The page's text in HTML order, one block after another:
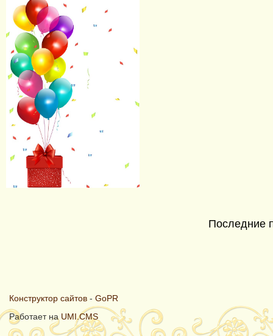
Последние
Конструктор сайтов - GoPR
Работает на UMI.CMS